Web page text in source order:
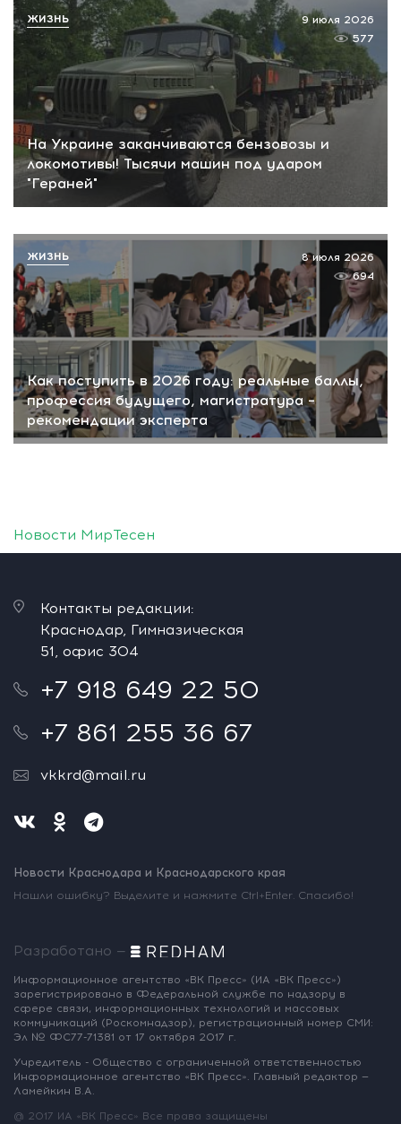
На Украине заканчиваются бензовозы и
локомотивы! Тысячи машин под ударом
"Гераней"
9 июля 2026
577
ЖИЗНЬ
Как поступить в 2026 году: реальные баллы,
профессия будущего, магистратура –
рекомендации эксперта
8 июля 2026
694
ЖИЗНЬ
Новости МирТесен
Контакты редакции:
Краснодар, Гимназическая
51, офис 304
+7 918 649 22 50
+7 861 255 36 67
vkkrd@mail.ru
Новости Краснодара и Краснодарского края
Нашли ошибку? Выделите и нажмите Ctrl+Enter. Спасибо!
Разработано —
Информационное агентство «ВК Пресс» (ИА «ВК Пресс»)
зарегистрировано в Федеральной службе по надзору в
сфере связи, информационных технологий и массовых
коммуникаций (Роскомнадзор), регистрационный номер СМИ:
Эл № ФС77-71381 от 17 октября 2017 г.
Учредитель - Общество с ограниченной ответственностью
Информационное агентство «ВК Пресс». Главный редактор —
Ламейкин В.А.
@ 2017 ИА «ВК Пресс» Все права защищены